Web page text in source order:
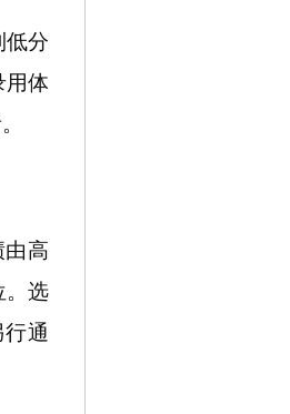
低分
用体
高
。选
通